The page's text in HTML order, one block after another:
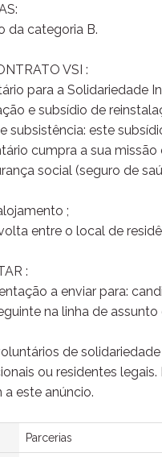
da categoria B.
VSI :
para a Solidariedade
e subsídio de
subsistência: este
cumpra a sua
social (seguro de
;
entre o local de
:
a enviar para:
na linha de
de
ou residentes
este anúncio.
Parcerias